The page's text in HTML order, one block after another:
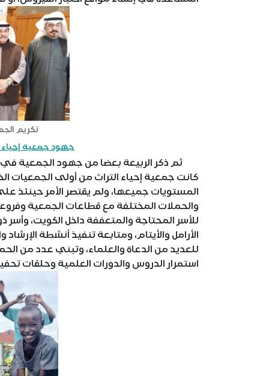
تكريم
جهود جمعية إحياء
ثم ذكر الربيعة بعضا من جهود الجمعية في
كانت جمعية إحياء التراث من أولى الجمعيات
المستويات جميعها، ولم يقتصر الأمر حينئذ
والحملات المختلفة مع قطاعات الجمعية
للأسر المحتاجة والمتعففة داخل الكويت،
الأرامل والأيتام، ومتابعة تنفيذ أنشطة
للعديد من الدعاة والعلماء، وتبني عدد
استمرار الدروس والدورات العلمية وحلقات